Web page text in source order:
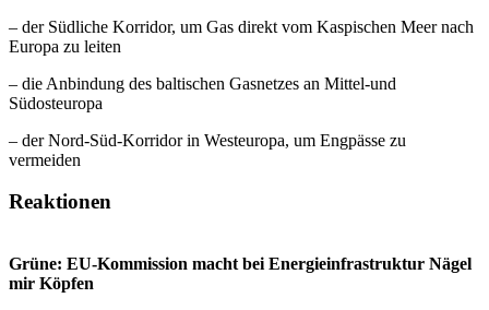
– der Südliche Korridor, um Gas direkt vom Kaspischen Meer nach
Europa zu leiten
– die Anbindung des baltischen Gasnetzes an Mittel-und
Südosteuropa
– der Nord-Süd-Korridor in Westeuropa, um Engpässe zu
vermeiden
Reaktionen
Grüne: EU-Kommission macht bei Energieinfrastruktur Nägel
mir Köpfen